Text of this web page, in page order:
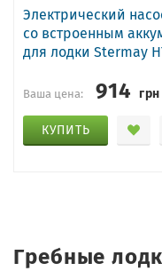
Электрический
со встроенным
для лодки Stermay
Ваша цена: 914 грн
КУПИТЬ
Гребные